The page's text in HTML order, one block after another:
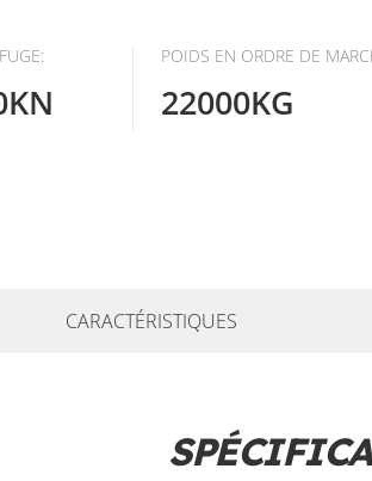
POIDS EN ORDRE DE
22000KG
CARACTÉRISTIQUES